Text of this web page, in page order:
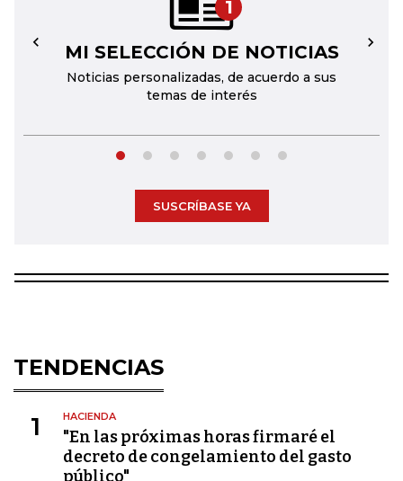
1
MI SELECCIÓN DE NOTICIAS
Noticias personalizadas, de acuerdo a sus
temas de interés
← →
SUSCRÍBASE YA
TENDENCIAS
1 HACIENDA
"En las próximas horas firmaré el
decreto de congelamiento del gasto
público"